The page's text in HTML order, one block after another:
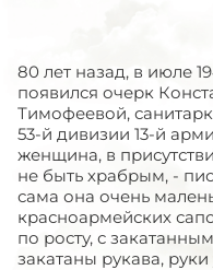
80 лет назад, в июле
появился очерк
Тимофеевой,
53-й дивизии 13-й
женщина, в
не быть храбрым, -
сама она очень
красноармейских
по росту, с
закатаны рукава,